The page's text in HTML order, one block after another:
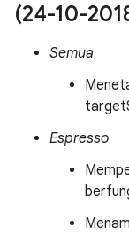
(24-10-
Semua
Espresso